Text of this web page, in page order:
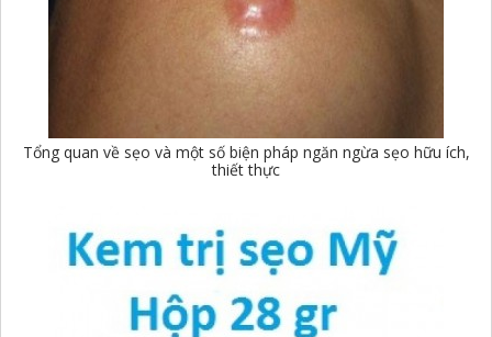
Tổng quan về sẹo và một số biện pháp ngăn ngừa sẹo hữu ích,
thiết thực